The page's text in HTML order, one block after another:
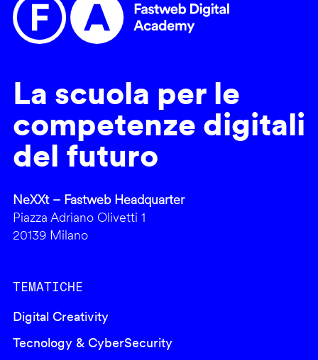
La scuola per le
competenze digitali
del futuro
NeXXt – Fastweb Headquarter
Piazza Adriano Olivetti 1
20139 Milano
TEMATICHE
Digital Creativity
Tecnology & CyberSecurity